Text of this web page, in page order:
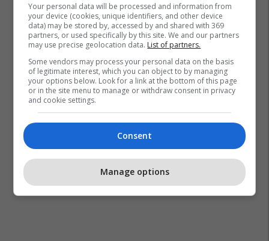
Your personal data will be processed and information from
your device (cookies, unique identifiers, and other device
data) may be stored by, accessed by and shared with 369
partners, or used specifically by this site. We and our partners
may use precise geolocation data. List of partners.
Some vendors may process your personal data on the basis
of legitimate interest, which you can object to by managing
your options below. Look for a link at the bottom of this page
or in the site menu to manage or withdraw consent in privacy
and cookie settings.
Consent
Manage options